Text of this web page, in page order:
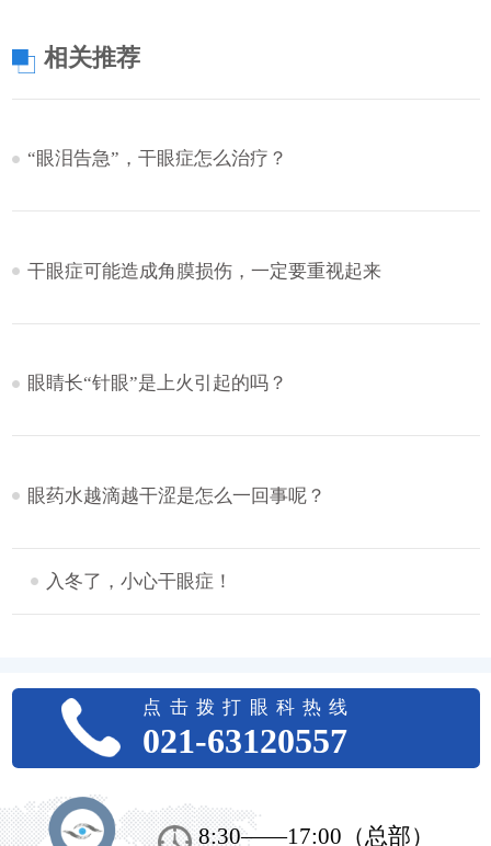
相关推荐
“眼泪告急”，干眼症怎么治疗？
干眼症可能造成角膜损伤，一定要重视起来
眼睛长“针眼”是上火引起的吗？
眼药水越滴越干涩是怎么一回事呢？
入冬了，小心干眼症！
点击拨打眼科热线
021-63120557
8:30——17:00（总部）
上海希玛瑞视眼科医院